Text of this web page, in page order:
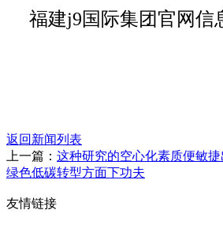
福建j9国际集团官网信
返回新闻列表
上一篇： 这种研究的空心化素质便敏捷
绿色低碳转型方面下功夫
友情链接